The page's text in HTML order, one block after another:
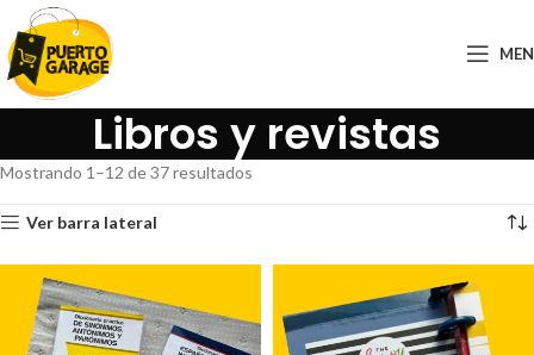
Libros y revistas
Mostrando 1–12 de 37 resultados
Ver barra lateral